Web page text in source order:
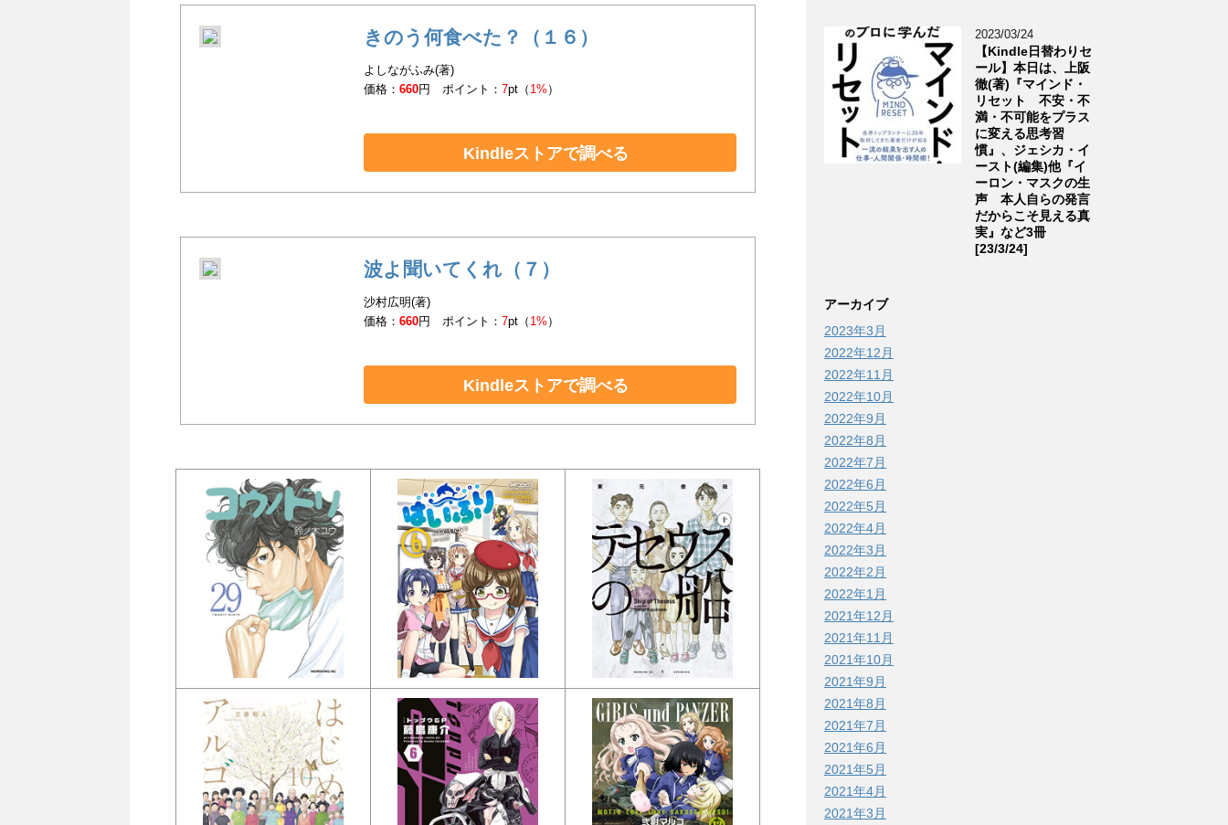
きのう何食べた？（１６）
よしながふみ(著)
価格：660円 ポイント：7pt（ 1% ）
Kindleストアで調べる
波よ聞いてくれ（７）
沙村広明(著)
価格：660円 ポイント：7pt（ 1% ）
Kindleストアで調べる
2023/03/24
【Kindle日替わりセ
ール】本日は、上阪
徹(著)『マインド・
リセット 不安・不
満・不可能をプラス
に変える思考習
慣』、ジェシカ・イ
ースト(編集)他『イ
ーロン・マスクの生
声 本人自らの発言
だからこそ見える真
実』など3冊
[23/3/24]
アーカイブ
2023年3月
2022年12月
2022年11月
2022年10月
2022年9月
2022年8月
2022年7月
2022年6月
2022年5月
2022年4月
2022年3月
2022年2月
2022年1月
2021年12月
2021年11月
2021年10月
2021年9月
2021年8月
2021年7月
2021年6月
2021年5月
2021年4月
2021年3月